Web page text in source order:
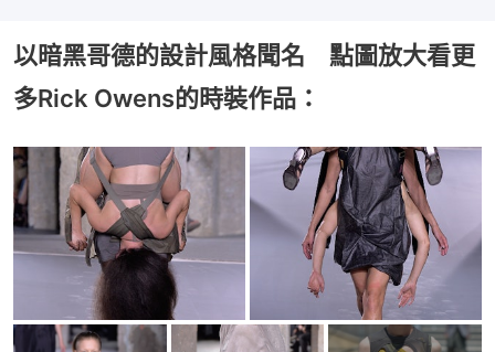
以暗黑哥德的設計風格聞名 點圖放大看更
多Rick Owens的時裝作品：